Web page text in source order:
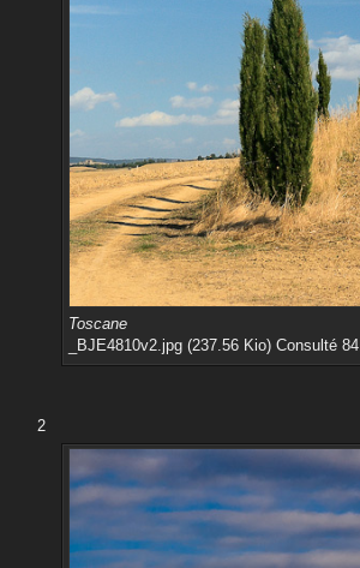
Toscane
_BJE4810v2.jpg (237.56 Kio) Consulté
2